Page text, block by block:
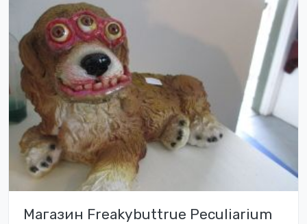
Магазин Freakybuttrue Peculiarium